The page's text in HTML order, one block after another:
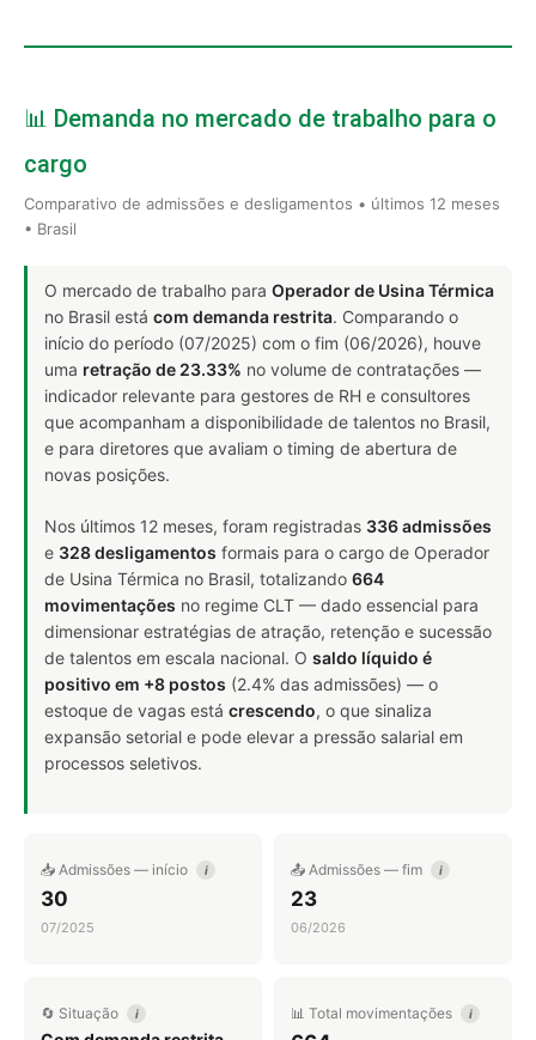
📊 Demanda no mercado de trabalho para o
cargo
Comparativo de admissões e desligamentos • últimos 12 meses
• Brasil
O mercado de trabalho para Operador de Usina Térmica
no Brasil está com demanda restrita. Comparando o
início do período (07/2025) com o fim (06/2026), houve
uma retração de 23.33% no volume de contratações —
indicador relevante para gestores de RH e consultores
que acompanham a disponibilidade de talentos no Brasil,
e para diretores que avaliam o timing de abertura de
novas posições.
Nos últimos 12 meses, foram registradas 336 admissões
e 328 desligamentos formais para o cargo de Operador
de Usina Térmica no Brasil, totalizando 664
movimentações no regime CLT — dado essencial para
dimensionar estratégias de atração, retenção e sucessão
de talentos em escala nacional. O saldo líquido é
positivo em +8 postos (2.4% das admissões) — o
estoque de vagas está crescendo, o que sinaliza
expansão setorial e pode elevar a pressão salarial em
processos seletivos.
📥 Admissões — início i
30
07/2025
📤 Admissões — fim i
23
06/2026
🔄 Situação i 📊 Total movimentações i